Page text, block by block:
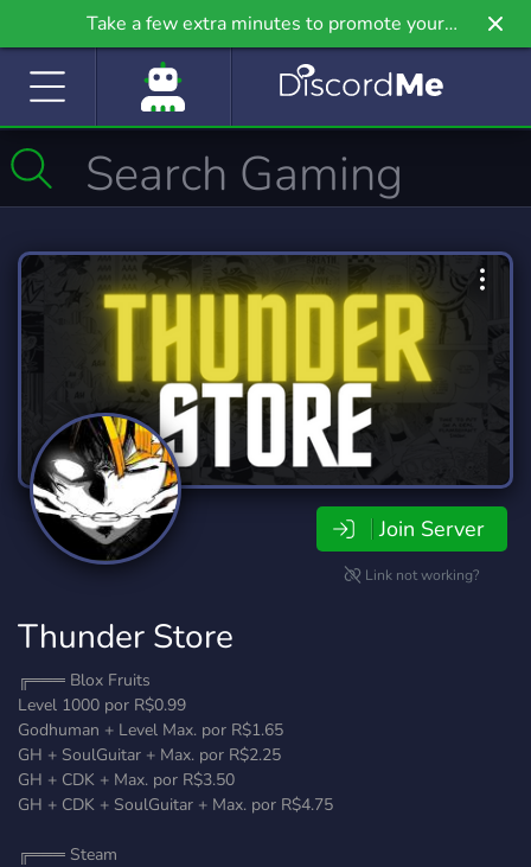
Take a few extra minutes to promote your
community even further on Griv.io, our newest
Join Server
Link not working?
Thunder Store
╔═══ Blox Fruits
Level 1000 por R$0.99
Godhuman + Level Max. por R$1.65
GH + SoulGuitar + Max. por R$2.25
GH + CDK + Max. por R$3.50
GH + CDK + SoulGuitar + Max. por R$4.75
╔═══ Steam